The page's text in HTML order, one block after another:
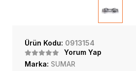
Ürün Kodu: 0913154
Yorum Yap
Marka: SUMAR